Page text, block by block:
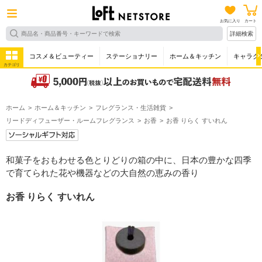
お気に入り カート
詳細検索
カテゴリ
コスメ＆ビューティー ステーショナリー ホーム＆キッチン キャラク
ホーム ホーム＆キッチン
フレグランス・生活雑貨
リードディフューザー・ルームフレグランス
お香 お香 りらく すいれん
和菓子をおもわせる色とりどりの箱の中に、日本の豊かな四季
で育てられた花や機器などの大自然の恵みの香り
お香 りらく すいれん